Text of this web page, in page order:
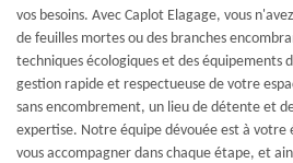
vos besoins. Avec Caplot Elagage, vous
de feuilles mortes ou des branches
techniques écologiques et des équipements
gestion rapide et respectueuse de votre
sans encombrement, un lieu de détente et
expertise. Notre équipe dévouée est à votre
vous accompagner dans chaque étape, et